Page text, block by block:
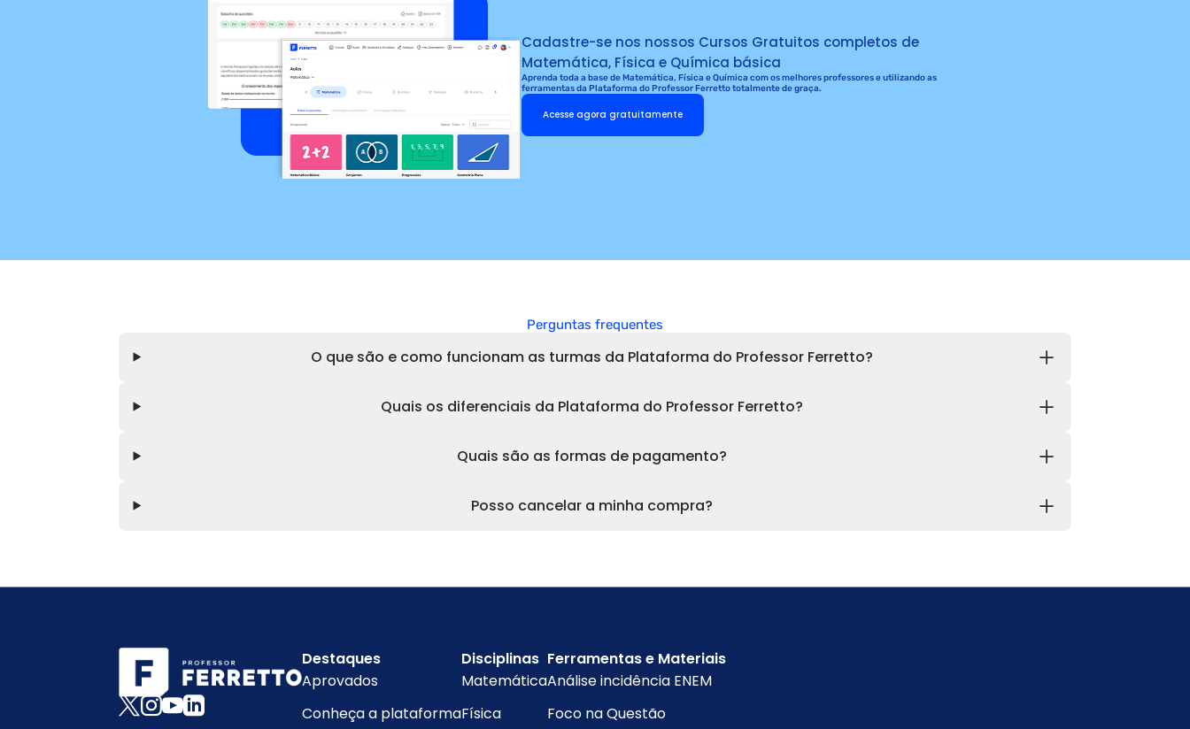
Cadastre-se nos nossos Cursos Gratuitos completos de
Matemática, Física e Química básica
Aprenda toda a base de Matemática, Física e Química com os melhores professores e utilizando as
ferramentas da Plataforma do Professor Ferretto totalmente de graça.
Acesse agora gratuitamente
Perguntas frequentes
O que são e como funcionam as turmas da Plataforma do Professor Ferretto?
Quais os diferenciais da Plataforma do Professor Ferretto?
Quais são as formas de pagamento?
Posso cancelar a minha compra?
Destaques
Aprovados
Conheça a plataforma
Disciplinas
Matemática
Física
Ferramentas e Materiais
Análise incidência ENEM
Foco na Questão